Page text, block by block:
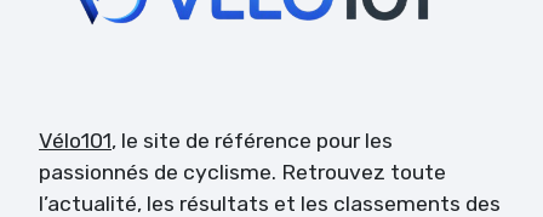
Vélo101, le site de référence pour les
passionnés de cyclisme. Retrouvez toute
l’actualité, les résultats et les classements des